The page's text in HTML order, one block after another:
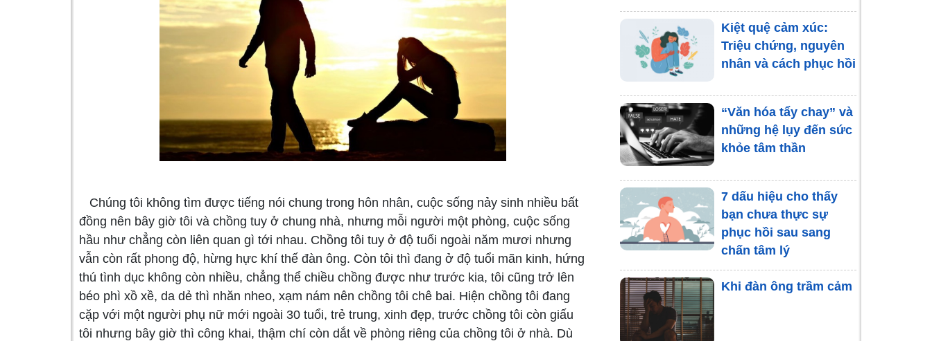
Chúng tôi không tìm được tiếng nói chung trong hôn nhân, cuộc sống nảy sinh nhiều bất
đồng nên bây giờ tôi và chồng tuy ở chung nhà, nhưng mỗi người một phòng, cuộc sống
hầu như chẳng còn liên quan gì tới nhau. Chồng tôi tuy ở độ tuổi ngoài năm mươi nhưng
vẫn còn rất phong độ, hừng hực khí thế đàn ông. Còn tôi thì đang ở độ tuổi mãn kinh, hứng
thú tình dục không còn nhiều, chẳng thể chiều chồng được như trước kia, tôi cũng trở lên
béo phì xồ xề, da dẻ thì nhăn nheo, xạm nám nên chồng tôi chê bai. Hiện chồng tôi đang
cặp với một người phụ nữ mới ngoài 30 tuổi, trẻ trung, xinh đẹp, trước chồng tôi còn giấu
tôi nhưng bây giờ thì công khai, thậm chí còn dắt về phòng riêng của chồng tôi ở nhà. Dù
Kiệt quệ cảm xúc:
Triệu chứng, nguyên
nhân và cách phục hồi
“Văn hóa tẩy chay” và
những hệ lụy đến sức
khỏe tâm thần
7 dấu hiệu cho thấy
bạn chưa thực sự
phục hồi sau sang
chấn tâm lý
Khi đàn ông trầm cảm